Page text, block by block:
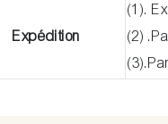
Expédition
(1).
(2)